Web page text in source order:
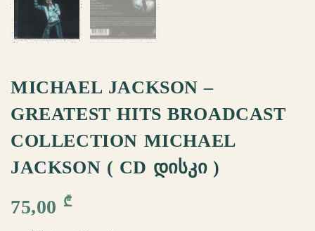
MICHAEL JACKSON –
GREATEST HITS BROADCAST
COLLECTION MICHAEL
JACKSON ( CD ᲓᲘᲡᲙᲘ )
75,00 ₾